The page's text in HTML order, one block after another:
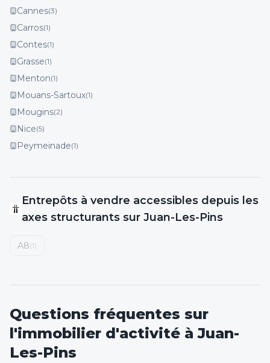
Cannes(3)
Carros(1)
Contes(1)
Grasse(1)
Menton(1)
Mouans-Sartoux(1)
Mougins(2)
Nice(5)
Peymeinade(1)
Entrepôts à vendre accessibles depuis les
axes structurants sur Juan-Les-Pins
A8(1)
Questions fréquentes sur
l'immobilier d'activité à Juan-
Les-Pins